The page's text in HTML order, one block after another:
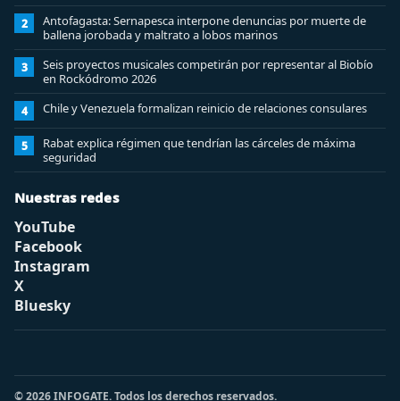
2
Antofagasta: Sernapesca interpone denuncias por muerte de
ballena jorobada y maltrato a lobos marinos
3
Seis proyectos musicales competirán por representar al Biobío
en Rockódromo 2026
4 Chile y Venezuela formalizan reinicio de relaciones consulares
5
Rabat explica régimen que tendrían las cárceles de máxima
seguridad
Nuestras redes
YouTube
Facebook
Instagram
X
Bluesky
© 2026 INFOGATE. Todos los derechos reservados.